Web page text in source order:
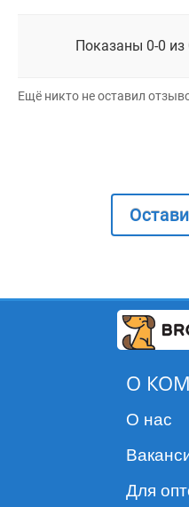
Показаны 0-0 из
Ещё никто не оставил
О
О нас
Для